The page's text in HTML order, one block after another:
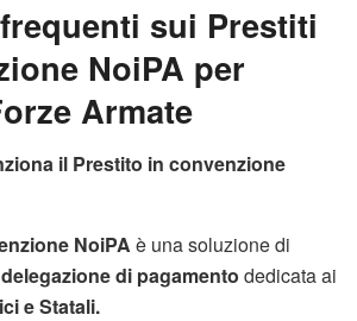
sui Prestiti
NoiPA per
Armate
il Prestito in convenzione
NoiPA è una soluzione di
delegazione di pagamento dedicata ai
e Statali.